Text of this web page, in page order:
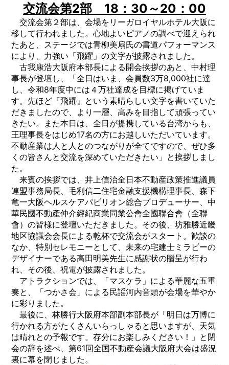
交流会第2部 18：30～20：00
交流会第２部は、会場をリーガロイヤルホテル大阪に
移して行われました。心地よいピアノの調べで迎えられ
たあと、ステージでは青柳美扇氏の書道パフォーマンス
により、力強い「飛躍」の文字が披露されました。
古我康浩大阪府本部長による開会挨拶のあと、中村理
事長が登壇し、「全日はいま、会員数3万8,000社に達
し、令和8年度中には４万社達成を目標に掲げていま
す。先ほど『飛躍』という素晴らしい文字を書いていた
だきましたので、より一層、高みを目指して頑張ってい
きたい。また本日は、全日が提携している台湾からも、
王理事長をはじめ17名の方にお越しいただいています。
不動産業は人と人とのつながりが全てですので、ぜひ多
くの皆さんと交流を深めていただきたい」と挨拶しまし
た。
来賓の挨拶では、井上信治全日本不動産政策推進議員
連盟事務局長、毛利信二住宅金融支援機構理事長、森下
竜一大阪ヘルスケアパビリオン総合プロデューサー、中
華民國不動產仲介經紀商業同業公會全國聯合會（全聯
會）の皆様に登壇いただきました。その後、坊雅勝近畿
地区協議会会長による乾杯で交流会がスタート。歓談の
なか、特別セレモニーとして、未来の宅建士ミラビーの
デザイナーである高田明美先生に感謝状の贈呈が行わ
れ、その後、祝電が披露されました。
アトラクションでは、「マスケラ」による華麗な五重
奏と、「つかさ会」による民謡河内音頭が会場を華やか
に彩りました。
最後に、林勝行大阪府本部副本部長が「明日は万博に
行かれる方がたくさんいらっしゃると思いますが、天気
は晴れとの予報です。存分にお楽しみください！」と閉
会の辞を述べ、第61回全国不動産会議大阪府大会は盛況
裏に幕を閉じました。